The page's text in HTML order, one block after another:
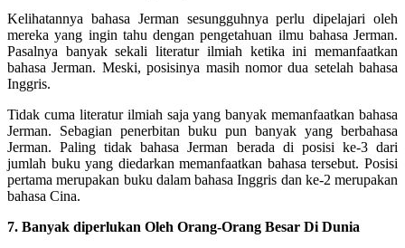
Kelihatannya bahasa Jerman sesungguhnya perlu dipelajari oleh
mereka yang ingin tahu dengan pengetahuan ilmu bahasa Jerman.
Pasalnya banyak sekali literatur ilmiah ketika ini memanfaatkan
bahasa Jerman. Meski, posisinya masih nomor dua setelah bahasa
Inggris.
Tidak cuma literatur ilmiah saja yang banyak memanfaatkan bahasa
Jerman. Sebagian penerbitan buku pun banyak yang berbahasa
Jerman. Paling tidak bahasa Jerman berada di posisi ke-3 dari
jumlah buku yang diedarkan memanfaatkan bahasa tersebut. Posisi
pertama merupakan buku dalam bahasa Inggris dan ke-2 merupakan
bahasa Cina.
7. Banyak diperlukan Oleh Orang-Orang Besar Di Dunia